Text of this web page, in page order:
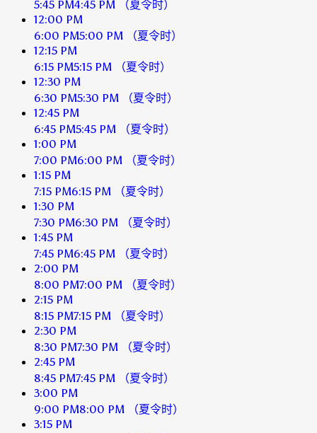
5:45 PM4:45 PM
（夏令时）
12:00 PM
6:00 PM5:00 PM
（夏令时）
12:15 PM
6:15 PM5:15 PM
（夏令时）
12:30 PM
6:30 PM5:30 PM
（夏令时）
12:45 PM
6:45 PM5:45 PM
（夏令时）
1:00 PM
7:00 PM6:00 PM
（夏令时）
1:15 PM
7:15 PM6:15 PM
（夏令时）
1:30 PM
7:30 PM6:30 PM
（夏令时）
1:45 PM
7:45 PM6:45 PM
（夏令时）
2:00 PM
8:00 PM7:00 PM
（夏令时）
2:15 PM
8:15 PM7:15 PM
（夏令时）
2:30 PM
8:30 PM7:30 PM
（夏令时）
2:45 PM
8:45 PM7:45 PM
（夏令时）
3:00 PM
9:00 PM8:00 PM
（夏令时）
3:15 PM